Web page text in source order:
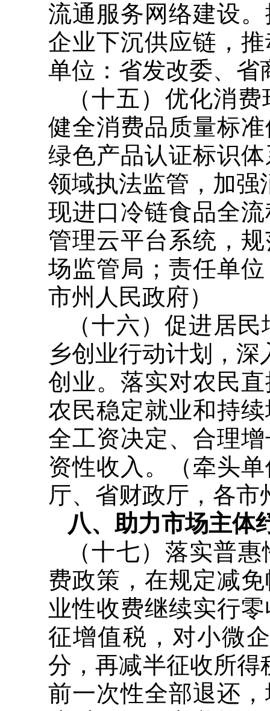
流通服务网络建设
企业下沉供应链，
单位：省发改委、省
（十五）优化消
健全消费品质量标
绿色产品认证标识
领域执法监管，加强
现进口冷链食品全
管理云平台系统，
场监管局；责任单
市州人民政府）
（十六）促进居
乡创业行动计划，深
创业。落实对农民
农民稳定就业和持
全工资决定、合理
资性收入。（牵头
厅、省财政厅，各市
八、助力市场主体
（十七）落实普
费政策，在规定减
业性收费继续实行
征增值税，对小微
分，再减半征收所
前一次性全部退还